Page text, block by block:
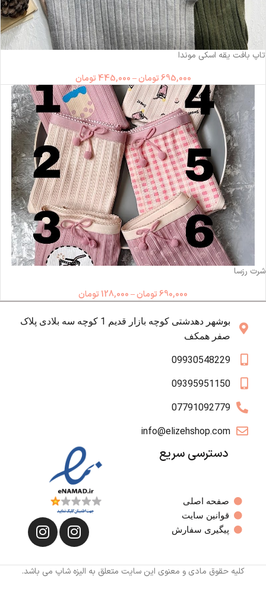
-36%
تاپ بافت یقه اسکی موندا
695,000تومان–
445,000 تومان
ناموجود
شرت رزسا
690,000تومان–
128,000 تومان
بوشهر دهدشتی کوچه بازار قدیم 1 کوچه سه بلادی پلاک
صفر همکف
09930548229
09395951150
07791092779
info@elizehshop.com
دسترسی سریع
صفحه اصلی
قوانین سایت
پیگیری سفارش
کلیه حقوق مادی و معنوی این سایت متعلق به الیزه شاپ می باشد.